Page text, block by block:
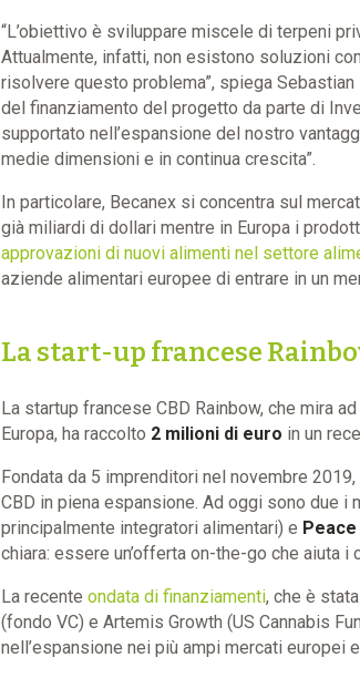
“L’obiettivo è sviluppare miscele di terpeni
Attualmente, infatti, non esistono soluzioni
risolvere questo problema”, spiega
del finanziamento del progetto da parte di
supportato nell’espansione del nostro
medie dimensioni e in continua crescita”.
In particolare, Becanex si concentra sul
già miliardi di dollari mentre in Europa i
approvazioni di nuovi alimenti nel settore
aziende alimentari europee di entrare in un
La start-up francese
La startup francese CBD Rainbow, che mira
Europa, ha raccolto 2 milioni di euro in un
Fondata da 5 imprenditori nel novembre
CBD in piena espansione. Ad oggi sono due i
principalmente integratori alimentari) e Peace
chiara: essere un’offerta on-the-go che aiuta
La recente ondata di finanziamenti, che è
(fondo VC) e Artemis Growth (US Cannabis
nell’espansione nei più ampi mercati europei